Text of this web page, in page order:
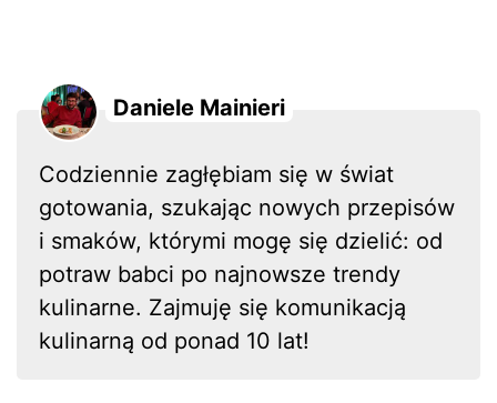
Daniele Mainieri
Codziennie zagłębiam się w świat
gotowania, szukając nowych przepisów
i smaków, którymi mogę się dzielić: od
potraw babci po najnowsze trendy
kulinarne. Zajmuję się komunikacją
kulinarną od ponad 10 lat!